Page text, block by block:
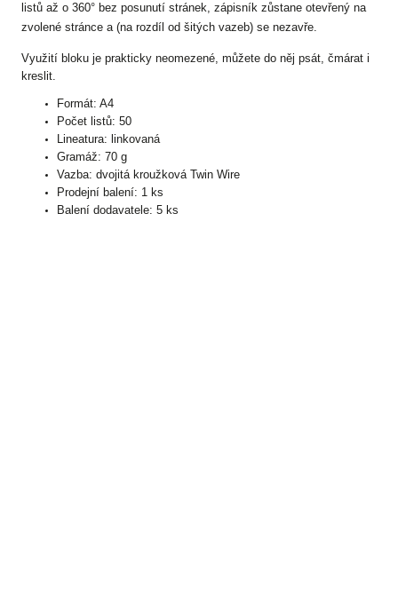
listů až o 360° bez posunutí stránek, zápisník zůstane otevřený na
zvolené stránce a (na rozdíl od šitých vazeb) se nezavře.
Využití bloku je prakticky neomezené, můžete do něj psát, čmárat i
kreslit.
Formát: A4
Počet listů: 50
Lineatura: linkovaná
Gramáž: 70 g
Vazba: dvojitá kroužková Twin Wire
Prodejní balení: 1 ks
Balení dodavatele: 5 ks